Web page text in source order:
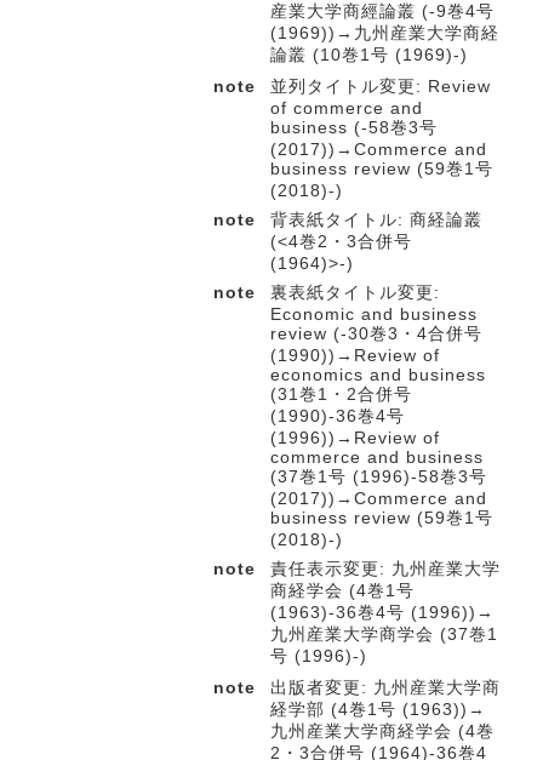
産業大学商經論叢 (-9巻4号
(1969))→九州産業大学商経
論叢 (10巻1号 (1969)-)
note
並列タイトル変更: Review
of commerce and
business (-58巻3号
(2017))→Commerce and
business review (59巻1号
(2018)-)
note
背表紙タイトル: 商経論叢
(<4巻2・3合併号
(1964)>-)
note
裏表紙タイトル変更:
Economic and business
review (-30巻3・4合併号
(1990))→Review of
economics and business
(31巻1・2合併号
(1990)-36巻4号
(1996))→Review of
commerce and business
(37巻1号 (1996)-58巻3号
(2017))→Commerce and
business review (59巻1号
(2018)-)
note
責任表示変更: 九州産業大学
商経学会 (4巻1号
(1963)-36巻4号 (1996))→
九州産業大学商学会 (37巻1
号 (1996)-)
note
出版者変更: 九州産業大学商
経学部 (4巻1号 (1963))→
九州産業大学商経学会 (4巻
2・3合併号 (1964)-36巻4